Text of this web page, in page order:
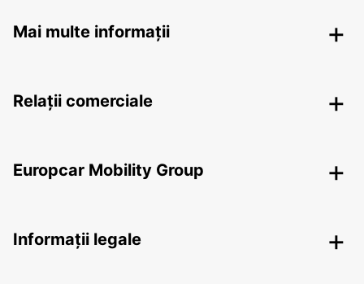
Mai multe informații
Relații comerciale
Europcar Mobility Group
Informații legale